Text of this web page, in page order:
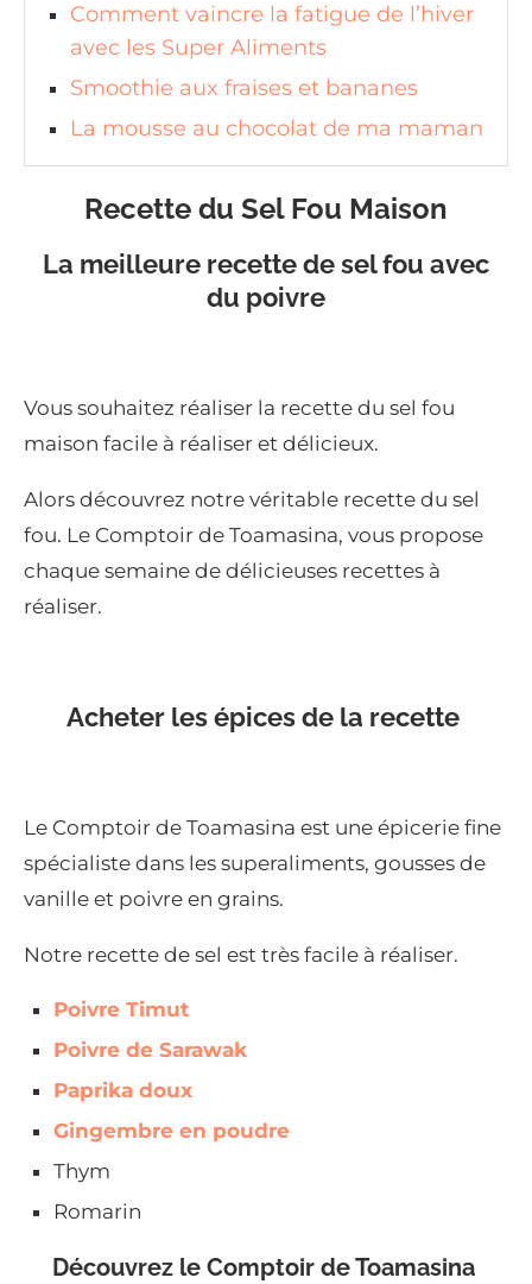
Comment vaincre la fatigue de l’hiver
avec les Super Aliments
Smoothie aux fraises et bananes
La mousse au chocolat de ma maman
Recette du Sel Fou Maison
La meilleure recette de sel fou avec
du poivre
Vous souhaitez réaliser la recette du sel fou
maison facile à réaliser et délicieux.
Alors découvrez notre véritable recette du sel
fou. Le Comptoir de Toamasina, vous propose
chaque semaine de délicieuses recettes à
réaliser.
Acheter les épices de la recette
Le Comptoir de Toamasina est une épicerie fine
spécialiste dans les superaliments, gousses de
vanille et poivre en grains.
Notre recette de sel est très facile à réaliser.
Poivre Timut
Poivre de Sarawak
Paprika doux
Gingembre en poudre
Thym
Romarin
Découvrez le Comptoir de Toamasina